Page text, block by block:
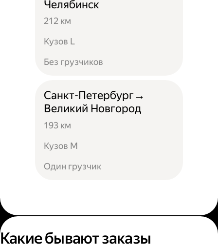
Челябинск
212 км
Кузов L
Без грузчиков
Санкт-Петербург→
Великий Новгород
193 км
Кузов М
Один грузчик
Какие бывают заказы